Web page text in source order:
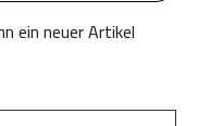
ein neuer Artikel